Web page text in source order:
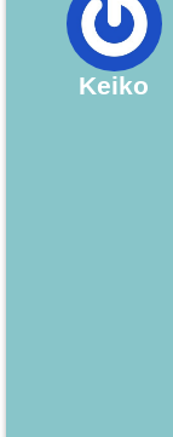
Keiko